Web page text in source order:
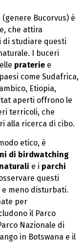
(genere Bucorvus) è
che attira
di studiare questi
I buceri
praterie e
come Sudafrica,
Etiopia,
aperti offrono le
terricoli, che
alla ricerca di cibo.
etico, è
di birdwatching
e i parchi
questi
meno disturbati.
per
il Parco
Nazionale di
in Botswana e il